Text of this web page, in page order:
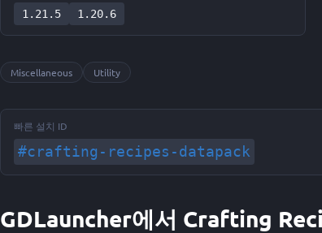
1.21.5
1.20.6
Miscellaneous Utility
빠른 설치 ID
#crafting-recipes-datapack
GDLauncher에서 Crafting